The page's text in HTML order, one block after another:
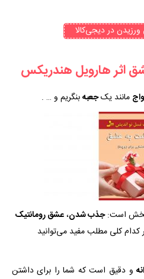
در دیجی‌کالا
مانند یکجعبهبنگریم و … .
بخش است:جذب شدن،عشق رومانتیک
کلی مطلب مفید می‌توانید
و دقیق است که شما را برای داشتن